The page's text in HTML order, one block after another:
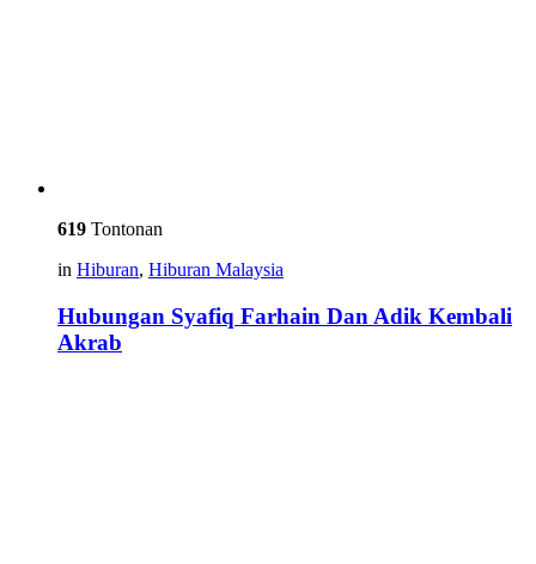
619 Tontonan
in Hiburan, Hiburan Malaysia
Hubungan Syafiq Farhain Dan Adik Kembali
Akrab